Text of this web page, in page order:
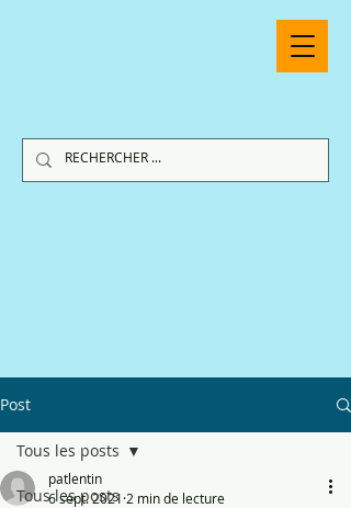
Post
Tous les posts
Tous les posts
patlentin
6 sept. 2021 2 min de lecture